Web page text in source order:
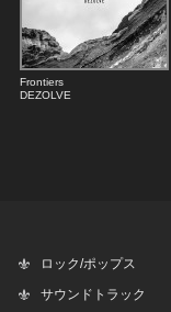
Frontiers
DEZOLVE
ロック/ポップス
サウンドトラック